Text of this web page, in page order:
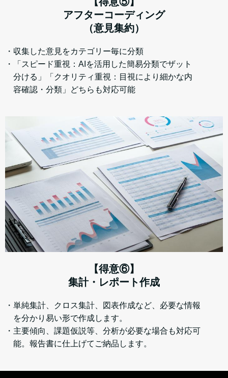
アフターコーディング
（意見集約）
・収集した意見をカテゴリー毎に分類
・「スピード重視：AIを活用した簡易分類でザット
分ける」「クオリティ重視：目視により細かな内
容確認・分類」どちらも対応可能
【得意⑥】
集計・レポート作成
・単純集計、クロス集計、図表作成など、必要な情報
を分かり易い形で作成します。
・主要傾向、課題仮説等、分析が必要な場合も対応可
能。報告書に仕上げてご納品します。